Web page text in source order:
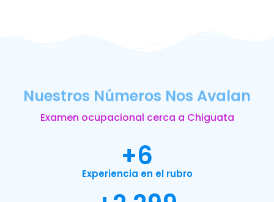
Nuestros Números Nos Avalan
Examen ocupacional cerca a Chiguata
Experiencia en el rubro
+7